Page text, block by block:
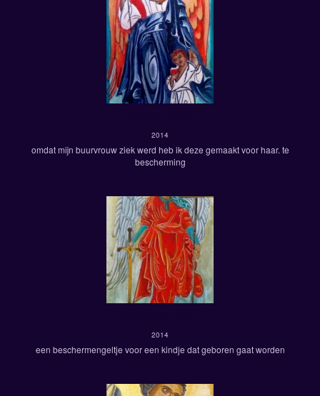
2014
omdat mijn buurvrouw ziek werd heb ik deze gemaakt voor haar. te
bescherming
2014
een beschermengeltje voor een kindje dat geboren gaat worden